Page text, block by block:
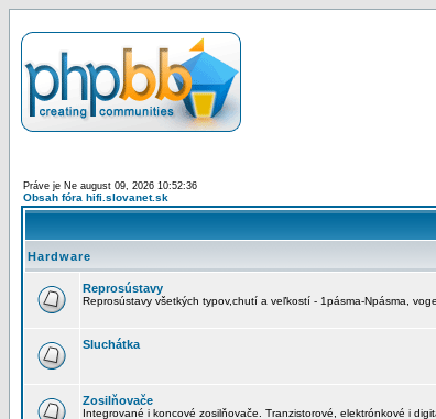
Práve je Ne august 09, 2026 10:52:36
Obsah fóra hifi.slovanet.sk
Hardware
Reprosústavy
Reprosústavy všetkých typov,chutí a veľkostí - 1pásma-Npásma,
Sluchátka
Zosilňovače
Integrované i koncové zosilňovače. Tranzistorové, elektrónkové i